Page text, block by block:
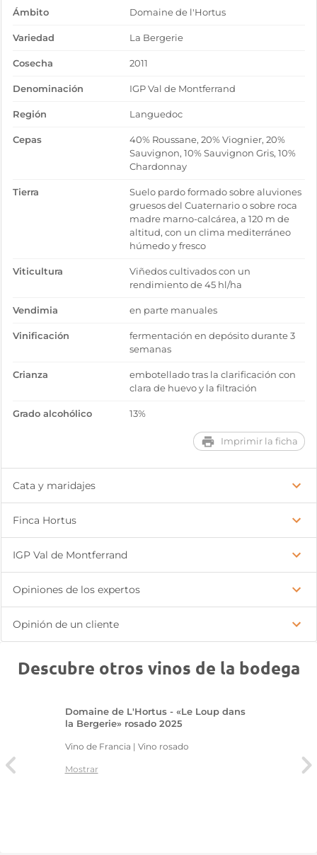
Ámbito Domaine de l'Hortus
Variedad La Bergerie
Cosecha 2011
Denominación IGP Val de Montferrand
Región Languedoc
Cepas
40% Roussane, 20% Viognier, 20%
Sauvignon, 10% Sauvignon Gris, 10%
Chardonnay
Tierra
Suelo pardo formado sobre aluviones
gruesos del Cuaternario o sobre roca
madre marno-calcárea, a 120 m de
altitud, con un clima mediterráneo
húmedo y fresco
Viticultura
Viñedos cultivados con un
rendimiento de 45 hl/ha
Vendimia en parte manuales
Vinificación
fermentación en depósito durante 3
semanas
Crianza
embotellado tras la clarificación con
clara de huevo y la filtración
Grado alcohólico 13%
Imprimir la ficha
Cata y maridajes
Finca Hortus
IGP Val de Montferrand
Opiniones de los expertos
Opinión de un cliente
Descubre otros vinos de la bodega
Domaine de L'Hortus - «Le Loup dans
la Bergerie» rosado 2025
Vino de Francia | Vino rosado
Mostrar